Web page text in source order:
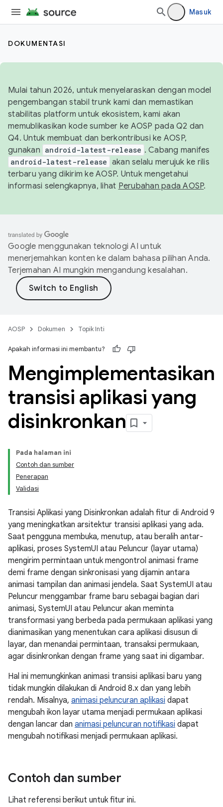
Masuk
DOKUMENTASI
Mulai tahun 2026, untuk menyelaraskan dengan model
pengembangan stabil trunk kami dan memastikan
stabilitas platform untuk ekosistem, kami akan
memublikasikan kode sumber ke AOSP pada Q2 dan
Q4. Untuk membuat dan berkontribusi ke AOSP,
gunakan android-latest-release . Cabang manifes
android-latest-release akan selalu merujuk ke rilis
terbaru yang dikirim ke AOSP. Untuk mengetahui
informasi selengkapnya, lihat Perubahan pada AOSP.
Google menggunakan teknologi AI untuk
menerjemahkan konten ke dalam bahasa pilihan Anda.
Terjemahan AI mungkin mengandung kesalahan.
AOSP Dokumen Topik Inti
Apakah informasi ini membantu?
Mengimplementasikan
transisi aplikasi yang
disinkronkan
Pada halaman ini
Contoh dan sumber
Penerapan
Validasi
Transisi Aplikasi yang Disinkronkan adalah fitur di Android 9
yang meningkatkan arsitektur transisi aplikasi yang ada.
Saat pengguna membuka, menutup, atau beralih antar-
aplikasi, proses SystemUI atau Peluncur (layar utama)
mengirim permintaan untuk mengontrol animasi frame
demi frame dengan sinkronisasi yang dijamin antara
animasi tampilan dan animasi jendela. Saat SystemUI atau
Peluncur menggambar frame baru sebagai bagian dari
animasi, SystemUI atau Peluncur akan meminta
transformasi yang berbeda pada permukaan aplikasi yang
dianimasikan yang menentukan cara aplikasi disusun di
layar, dan menandai permintaan, transaksi permukaan,
agar disinkronkan dengan frame yang saat ini digambar.
Hal ini memungkinkan animasi transisi aplikasi baru yang
tidak mungkin dilakukan di Android 8.x dan yang lebih
rendah. Misalnya, animasi peluncuran aplikasi dapat
mengubah ikon layar utama menjadi permukaan aplikasi
dengan lancar dan animasi peluncuran notifikasi dapat
mengubah notifikasi menjadi permukaan aplikasi.
Contoh dan sumber
Lihat referensi berikut untuk fitur ini.